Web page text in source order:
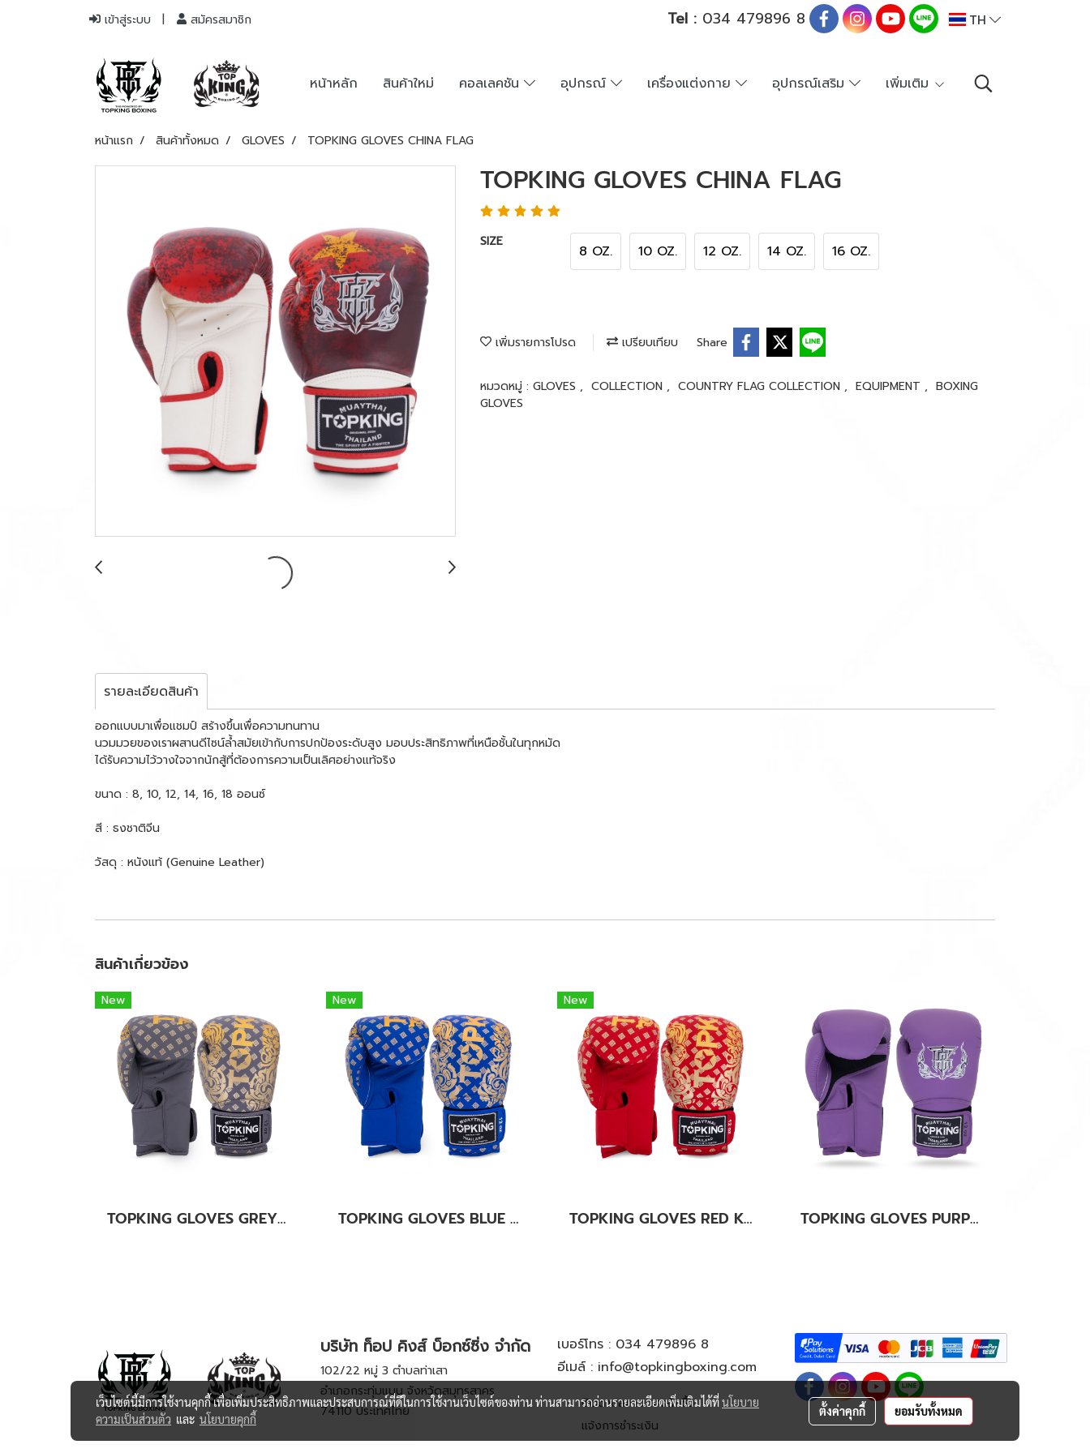
เข้าสู่ระบบ สมัครสมาชิก Tel :034 479896 8 TH
หน้าหลัก สินค้าใหม่ คอลเลคชัน อุปกรณ์ เครื่องแต่งกาย อุปกรณ์เสริม เพิ่มเติม
หน้าแรก สินค้าทั้งหมด GLOVES TOPKING GLOVES CHINA FLAG
TOPKING GLOVES CHINA FLAG
SIZE
8 OZ. 10 OZ. 12 OZ. 14 OZ. 16 OZ.
เพิ่มรายการโปรด เปรียบเทียบ Share
หมวดหมู่ : GLOVES , COLLECTION , COUNTRY FLAG COLLECTION , EQUIPMENT , BOXING
GLOVES
รายละเอียดสินค้า
ออกแบบมาเพื่อแชมป์ สร้างขึ้นเพื่อความทนทาน
นวมมวยของเราผสานดีไซน์ล้ำสมัยเข้ากับการปกป้องระดับสูง มอบประสิทธิภาพที่เหนือชั้นในทุกหมัด
ได้รับความไว้วางใจจากนักสู้ที่ต้องการความเป็นเลิศอย่างแท้จริง
ขนาด : 8, 10, 12, 14, 16, 18 ออนซ์
สี : ธงชาติจีน
วัสดุ : หนังแท้ (Genuine Leather)
สินค้าเกี่ยวข้อง
New
TOPKING GLOVES GREY KANOK-02
New
TOPKING GLOVES BLUE KANOK-02
New
TOPKING GLOVES RED KANOK-02 TOPKING GLOVES PURPLE SUPER AIR
บริษัท ท็อป คิงส์ บ็อกซ์ซิ่ง จำกัด
102/22 หมู่ 3 ตำบลท่าเสา
อำเภอกระทุ่มแบน จังหวัดสมุทรสาคร
74110 ประเทศไทย
เบอร์โทร : 034 479896 8
อีเมล์ : info@topkingboxing.com
ติดตามสถานะการสั่งซื้อ
แจ้งการชำระเงิน
เว็บไซต์นี้มีการใช้งานคุกกี้ เพื่อเพิ่มประสิทธิภาพและประสบการณ์ที่ดีในการใช้งานเว็บไซต์ของท่าน ท่านสามารถอ่านรายละเอียดเพิ่มเติมได้ที่นโยบาย
ความเป็นส่วนตัว และ นโยบายคุกกี้
ตั้งค่าคุกกี้ ยอมรับทั้งหมด